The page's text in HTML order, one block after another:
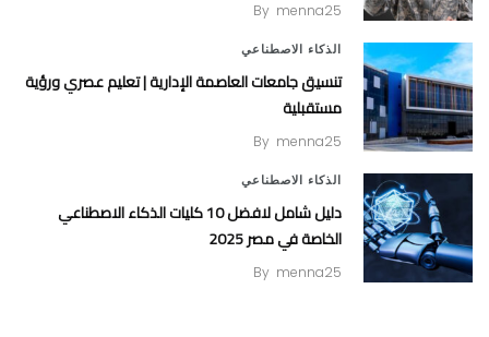
By menna25
الذكاء الاصطناعي
تنسيق جامعات العاصمة الإدارية | تعليم عصري ورؤية
مستقبلية
By menna25
الذكاء الاصطناعي
دليل شامل لافضل 10 كليات الذكاء الاصطناعي
الخاصة في مصر 2025
By menna25